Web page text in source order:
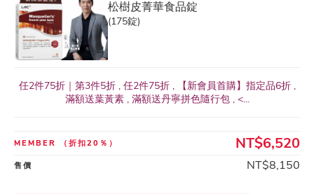
松樹皮菁華食品錠
(175錠)
任2件75折｜第3件5折 , 任2件75折 , 【新會員首購】指定品6折 ,
滿額送葉黃素 , 滿額送丹寧拼色隨行包 , <...
MEMBER （折扣20％） NT$6,520
售價 NT$8,150